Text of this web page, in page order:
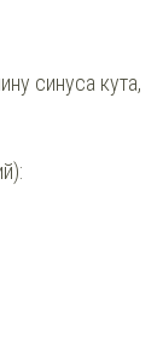
синуса кута,